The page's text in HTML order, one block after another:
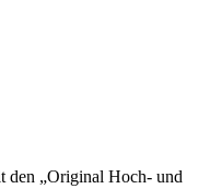
den „Original Hoch- und